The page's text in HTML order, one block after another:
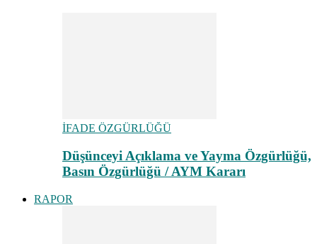
İFADE ÖZGÜRLÜĞÜ
Düşünceyi Açıklama ve Yayma Özgürlüğü,
Basın Özgürlüğü / AYM Kararı
RAPOR